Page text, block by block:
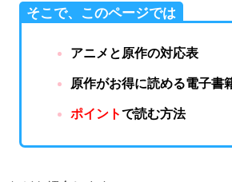
そこで、このページでは
アニメと原作の対応表
原作がお得に読める電子書
ポイントで読む方法